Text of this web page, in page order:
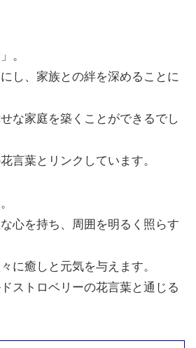
。
し、家族との絆を深めることに
な家庭を築くことができるでし
言葉とリンクしています。
心を持ち、周囲を明るく照らす
に癒しと元気を与えます。
ストロベリーの花言葉と通じる